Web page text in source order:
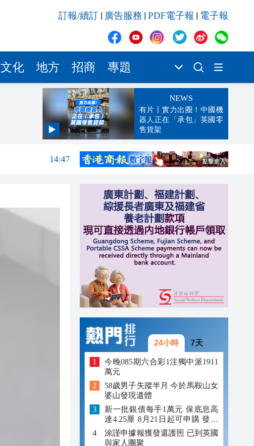
訂報/續訂 廣告服務 PDF電子報 電子報
文化 地方 招商 專題
NEWS
有片丨實力出圈！中國機
器人正在「承包」英國零
售貨架
15:00
14:47
24小時 7天
今晚085期六合彩1注獨中派1911
萬元
58歲男子失蹤半月 今於馬鞍山女
婆山發現遺體
新一批銀債每手1萬元 保底息高
達4.25厘 8月21日起可申購 發行
金額最多550億
涂謹申據報獲發還護照 已到英國
與家人團聚